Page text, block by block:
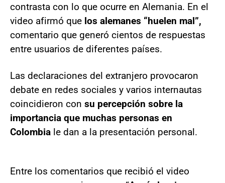
contrasta con lo que ocurre en Alemania. En el
video afirmó que los alemanes “huelen mal”,
comentario que generó cientos de respuestas
entre usuarios de diferentes países.
Las declaraciones del extranjero provocaron
debate en redes sociales y varios internautas
coincidieron con su percepción sobre la
importancia que muchas personas en
Colombia le dan a la presentación personal.
Entre los comentarios que recibió el video